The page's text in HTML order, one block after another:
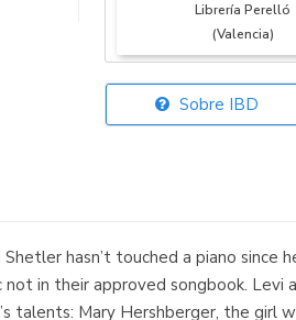
Librería Perelló
(Valencia)
Librería Elías
Sobre IBD
hasn’t touched a piano since
in their approved songbook. Levi
talents: Mary Hershberger, the girl